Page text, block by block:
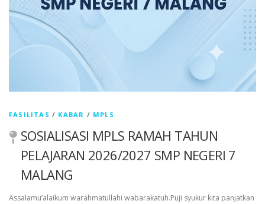
FASILITAS / KABAR / MPLS
SOSIALISASI MPLS RAMAH TAHUN
PELAJARAN 2026/2027 SMP NEGERI 7
MALANG
​Assalamu’alaikum warahmatullahi wabarakatuh.​Puji syukur kita panjatkan